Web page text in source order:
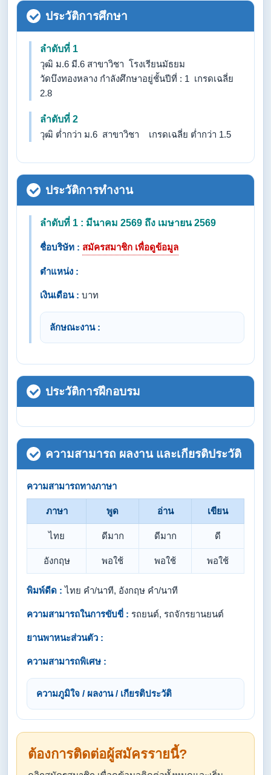
ประวัติการศึกษา
ลำดับที่ 1
วุฒิ ม.6 มี.6 สาขาวิชา โรงเรียนมัธยม
วัดบึงทองหลาง กำลังศึกษาอยู่ชั้นปีที่ : 1 เกรดเฉลี่ย
2.8
ลำดับที่ 2
วุฒิ ต่ำกว่า ม.6 สาขาวิชา เกรดเฉลี่ย ต่ำกว่า 1.5
ประวัติการทำงาน
ลำดับที่ 1 : มีนาคม 2569 ถึง เมษายน 2569
ชื่อบริษัท : สมัครสมาชิก เพื่อดูข้อมูล
ตำแหน่ง :
เงินเดือน : บาท
ลักษณะงาน :
ประวัติการฝึกอบรม
ความสามารถ ผลงาน และเกียรติประวัติ
ความสามารถทางภาษา
ภาษา พูด อ่าน เขียน
ไทย ดีมาก ดีมาก ดี
อังกฤษ พอใช้ พอใช้ พอใช้
พิมพ์ดีด : ไทย คำ/นาที, อังกฤษ คำ/นาที
ความสามารถในการขับขี่ : รถยนต์, รถจักรยานยนต์
ยานพาหนะส่วนตัว :
ความสามารถพิเศษ :
ความภูมิใจ / ผลงาน / เกียรติประวัติ
ต้องการติดต่อผู้สมัครรายนี้?